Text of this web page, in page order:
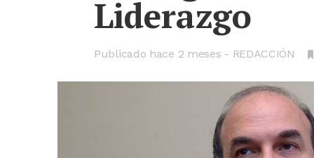
Liderazgo
Publicado hace 2 meses REDACCIÓN